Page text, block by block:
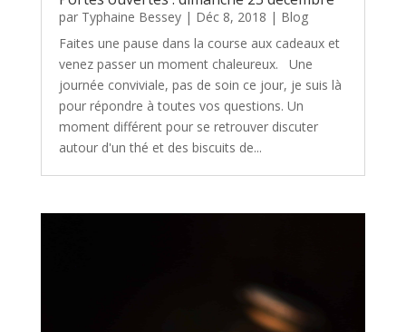
par Typhaine Bessey| Déc 8, 2018 | Blog
Faites une pause dans la course aux cadeaux et
venez passer un moment chaleureux. Une
journée conviviale, pas de soin ce jour, je suis là
pour répondre à toutes vos questions. Un
moment différent pour se retrouver discuter
autour d'un thé et des biscuits de...